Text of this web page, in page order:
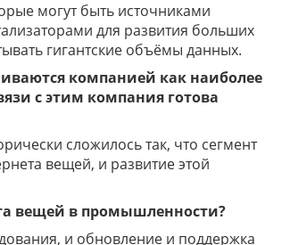
могут быть источниками
для развития больших
гигантские объёмы данных.
компанией как наиболее
с этим компания готова
сложилось так, что сегмент
вещей, и развитие этой
вещей в промышленности?
и обновление и поддержка